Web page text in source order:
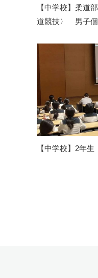
【中学校】柔道
道競技〉 男子
【中学校】2年